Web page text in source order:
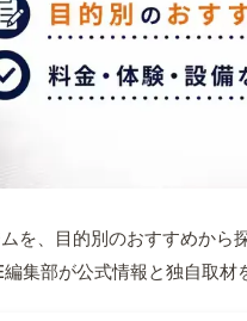
を、目的別のおすすめか
集部が公式情報と独自取材